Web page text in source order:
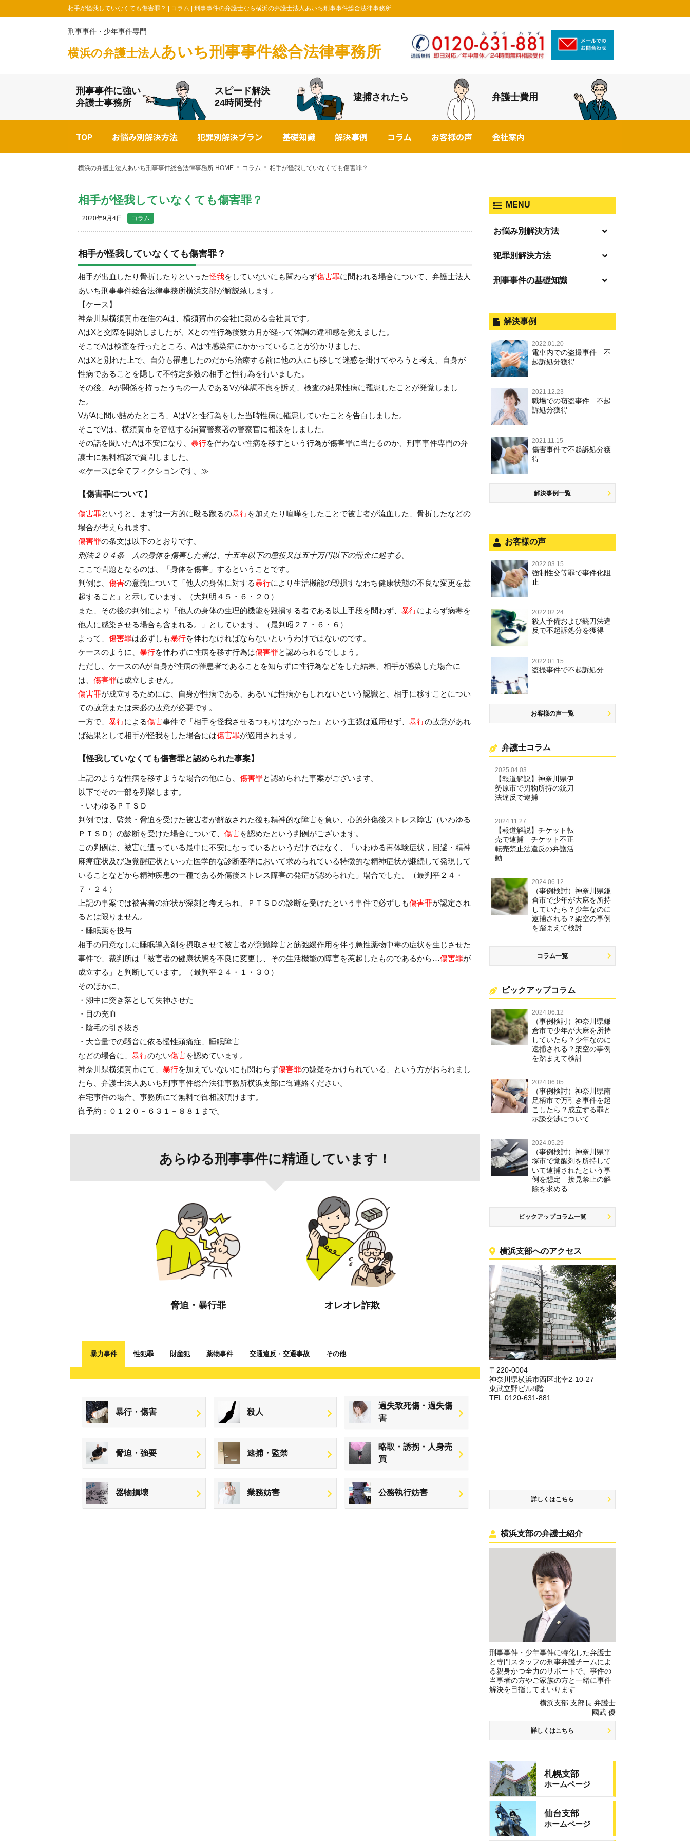
相手が怪我していなくても傷害罪？ | コラム | 刑事事件の弁護士なら横浜の弁護士法人あいち刑事事件総合法律事務所
刑事事件・少年事件専門
横浜の弁護士法人あいち刑事事件総合法律事務所
刑事事件に強い
弁護士事務所
スピード解決
24時間受付
逮捕されたら 弁護士費用
TOP お悩み別解決方法 犯罪別解決プラン 基礎知識 解決事例 コラム お客様の声 会社案内
横浜の弁護士法人あいち刑事事件総合法律事務所 HOME コラム 相手が怪我していなくても傷害罪？
相手が怪我していなくても傷害罪？
2020年9月4日 コラム
相手が怪我していなくても傷害罪？
相手が出血したり骨折したりといった怪我をしていないにも関わらず傷害罪に問われる場合について、弁護士法人
あいち刑事事件総合法律事務所横浜支部が解説致します。
【ケース】
神奈川県横須賀市在住のAは、横須賀市の会社に勤める会社員です。
AはXと交際を開始しましたが、Xとの性行為後数カ月が経って体調の違和感を覚えました。
そこでAは検査を行ったところ、Aは性感染症にかかっていることが分かりました。
AはXと別れた上で、自分も罹患したのだから治療する前に他の人にも移して迷惑を掛けてやろうと考え、自身が
性病であることを隠して不特定多数の相手と性行為を行いました。
その後、Aが関係を持ったうちの一人であるVが体調不良を訴え、検査の結果性病に罹患したことが発覚しまし
た。
VがAに問い詰めたところ、AはVと性行為をした当時性病に罹患していたことを告白しました。
そこでVは、横須賀市を管轄する浦賀警察署の警察官に相談をしました。
その話を聞いたAは不安になり、 暴行を伴わない性病を移すという行為が傷害罪に当たるのか、刑事事件専門の弁
護士に無料相談で質問しました。
≪ケースは全てフィクションです。≫
【傷害罪について】
傷害罪というと、まずは一方的に殴る蹴るの暴行を加えたり喧嘩をしたことで被害者が流血した、骨折したなどの
場合が考えられます。
傷害罪の条文は以下のとおりです。
刑法２０４条 人の身体を傷害した者は、十五年以下の懲役又は五十万円以下の罰金に処する。
ここで問題となるのは、「身体を傷害」するということです。
判例は、 傷害の意義について「他人の身体に対する暴行により生活機能の毀損すなわち健康状態の不良な変更を惹
起すること」と示しています。（大判明４５・６・２０）
また、その後の判例により「他人の身体の生理的機能を毀損する者である以上手段を問わず、 暴行によらず病毒を
他人に感染させる場合も含まれる。」としています。（最判昭２７・６・６）
よって、 傷害罪は必ずしも暴行を伴わなければならないというわけではないのです。
ケースのように、 暴行を伴わずに性病を移す行為は傷害罪と認められるでしょう。
ただし、ケースのAが自身が性病の罹患者であることを知らずに性行為などをした結果、相手が感染した場合に
は、 傷害罪は成立しません。
傷害罪が成立するためには、自身が性病である、あるいは性病かもしれないという認識と、相手に移すことについ
ての故意または未必の故意が必要です。
一方で、 暴行による傷害事件で「相手を怪我させるつもりはなかった」という主張は通用せず、 暴行の故意があれ
ば結果として相手が怪我をした場合には傷害罪が適用されます。
【怪我していなくても傷害罪と認められた事案】
上記のような性病を移すような場合の他にも、 傷害罪と認められた事案がございます。
以下でその一部を列挙します。
・いわゆるＰＴＳＤ
判例では、監禁・脅迫を受けた被害者が解放された後も精神的な障害を負い、心的外傷後ストレス障害（いわゆる
ＰＴＳＤ）の診断を受けた場合について、 傷害を認めたという判例がございます。
この判例は、被害に遭っている最中に不安になっているというだけではなく、「いわゆる再体験症状，回避・精神
麻痺症状及び過覚醒症状といった医学的な診断基準において求められている特徴的な精神症状が継続して発現して
いることなどから精神疾患の一種である外傷後ストレス障害の発症が認められた」場合でした。（最判平２４・
７・２４）
上記の事案では被害者の症状が深刻と考えられ、ＰＴＳＤの診断を受けたという事件で必ずしも傷害罪が認定され
るとは限りません。
・睡眠薬を投与
相手の同意なしに睡眠導入剤を摂取させて被害者が意識障害と筋弛緩作用を伴う急性薬物中毒の症状を生じさせた
事件で、裁判所は「被害者の健康状態を不良に変更し、その生活機能の障害を惹起したものであるから…傷害罪が
成立する」と判断しています。（最判平２４・１・３０）
そのほかに、
・湖中に突き落として失神させた
・目の充血
・陰毛の引き抜き
・大音量での騒音に依る慢性頭痛症、睡眠障害
などの場合に、 暴行のない傷害を認めています。
神奈川県横須賀市にて、 暴行を加えていないにも関わらず傷害罪の嫌疑をかけられている、という方がおられまし
たら、弁護士法人あいち刑事事件総合法律事務所横浜支部に御連絡ください。
在宅事件の場合、事務所にて無料で御相談頂けます。
御予約：０１２０－６３１－８８１まで。
あらゆる刑事事件に精通しています！
脅迫・暴行罪 オレオレ詐欺
暴力事件 性犯罪 財産犯 薬物事件 交通違反 ・ 交通事故 その他
暴行・傷害 殺人
過失致死傷・過失傷
害
脅迫・強要 逮捕・監禁
略取・誘拐・人身売
買
器物損壊 業務妨害 公務執行妨害
MENU
お悩み別解決方法
「逮捕」について適切に知ること
起訴後、前科がつくのを避けるた
逮捕されたら
釈放してほしい
逮捕後、早急な釈放・保釈を望む
ときにすべきこと
被害者との示談を円満に進めるた
めには
こと
刑事事件で被疑者を不起訴処分に
するには
事件を秘密にするためにとるべき
自首・出頭の不安や悩みを解消す
るためには
犯罪別解決方法
事件別－暴力事件
暴行・傷害
殺人
過失致死・過失傷害
脅迫・強要
逮捕・監禁
略取・誘拐・人身売買
業務妨害
公務執行妨害
性犯罪 TOP
痴漢
盗撮，のぞき
つ，準強制わいせつ），監護者わ
いせつ
不同意性交等・監護者性交等
淫行・援助交際
公然わいせつ罪，わいせつ物頒布
罪，淫行勧誘罪
児童ポルノ，リベンジポルノ
事件別－財産犯
財産犯 TOP
窃盗罪
強盗罪
詐欺罪
恐喝罪
横領・背任
盗品売買・譲り受け等
知的財産と刑事事件
事件別－薬物事件
薬物事件 TOP
覚せい剤
大麻
危険ドラッグ
事件別－交通違反・交通事故
交通違反・交通事故 TOP
人身事故・死亡事故
ひき逃げ・当て逃げ
無免許運転
飲酒運転
危険運転行為等
その他
その他 TOP
著作権法違反
商標法違反
犯罪収益移転防止法違反
ネット犯罪
児童虐待・保護責任者遺棄
文書偽造・偽造文書行使
不正競争防止法
住居侵入等
刑事事件の基礎知識
外国人事件の手続きと特色
刑事裁判の概要・手続
公務員の逮捕・刑事事件
控訴・上告
国選弁護士と私選弁護士の違い
裁判員裁判
取調べの注意点
少年事件の手続と特色
少年事件の処分
法人と刑事事件（脱税関係，従業
員逮捕，予防法務等）
面会・差し入れ
解決事例
2022.01.20
電車内での盗撮事件 不
起訴処分獲得
2021.12.23
職場での窃盗事件 不起
訴処分獲得
2021.11.15
傷害事件で不起訴処分獲
得
解決事例一覧
お客様の声
2022.03.15
強制性交等罪で事件化阻
止
2022.02.24
殺人予備および銃刀法違
反で不起訴処分を獲得
2022.01.15
盗撮事件で不起訴処分
お客様の声一覧
弁護士コラム
2025.04.03
【報道解説】神奈川県伊
勢原市で刃物所持の銃刀
法違反で逮捕
2024.11.27
【報道解説】チケット転
売で逮捕 チケット不正
転売禁止法違反の弁護活
動
2024.06.12
（事例検討）神奈川県鎌
倉市で少年が大麻を所持
していたら？少年なのに
逮捕される？架空の事例
を踏まえて検討
コラム一覧
ピックアップコラム
2024.06.12
（事例検討）神奈川県鎌
倉市で少年が大麻を所持
していたら？少年なのに
逮捕される？架空の事例
を踏まえて検討
2024.06.05
（事例検討）神奈川県南
足柄市で万引き事件を起
こしたら？成立する罪と
示談交渉について
2024.05.29
（事例検討）神奈川県平
塚市で覚醒剤を所持して
いて逮捕されたという事
例を想定―接見禁止の解
除を求める
ピックアップコラム一覧
横浜支部へのアクセス
〒220-0004
神奈川県横浜市西区北幸2-10-27
東武立野ビル8階
TEL:0120-631-881
詳しくはこちら
横浜支部の弁護士紹介
刑事事件・少年事件に特化した弁護士
と専門スタッフの刑事弁護チームによ
る親身かつ全力のサポートで、事件の
当事者の方やご家族の方と一緒に事件
解決を目指してまいります
横浜支部 支部長 弁護士
國武 優
詳しくはこちら
札幌支部
ホームページ
仙台支部
ホームページ